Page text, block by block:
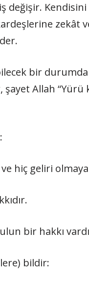
Kendisini
zekât
bir
Allah
geliri
bir hakkı
bildir: